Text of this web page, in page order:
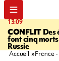
13:09
CONFLIT Des
font cinq
Russie
Accueil France